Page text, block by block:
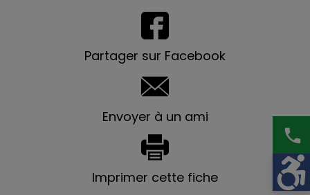
Partager sur Facebook
Envoyer à un ami
Imprimer cette fiche
phone